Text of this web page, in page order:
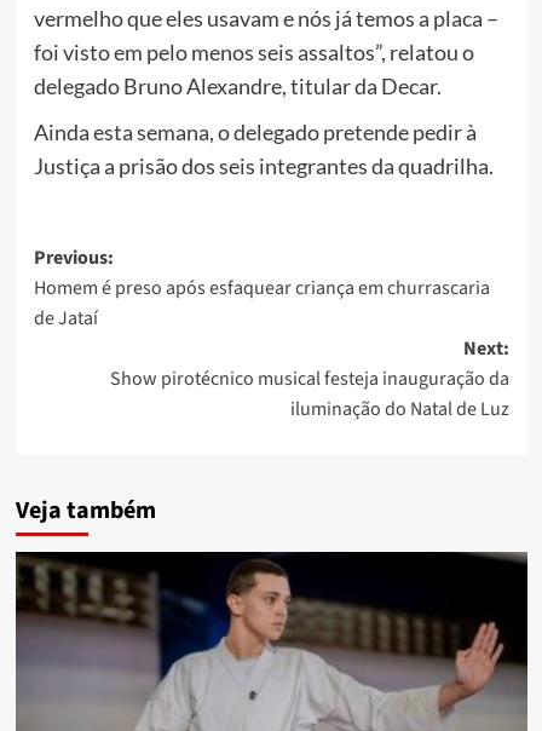
vermelho que eles usavam e nós já temos a placa –
foi visto em pelo menos seis assaltos”, relatou o
delegado Bruno Alexandre, titular da Decar.
Ainda esta semana, o delegado pretende pedir à
Justiça a prisão dos seis integrantes da quadrilha.
Post
navigation
Previous:
Homem é preso após esfaquear criança em churrascaria
de Jataí
Next:
Show pirotécnico musical festeja inauguração da
iluminação do Natal de Luz
Veja também